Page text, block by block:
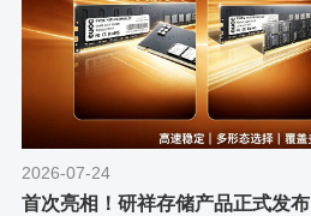
2026-07-24
首次亮相！研祥存储产品正式发布